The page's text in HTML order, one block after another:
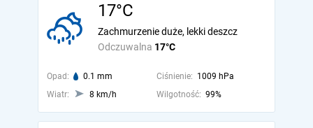
17°C
Odczuwalna 17°C
Zachmurzenie duże, lekki deszcz
Opad: 0.1 mm Ciśnienie: 1009 hPa
Wiatr:
8 km/h Wilgotność: 99%